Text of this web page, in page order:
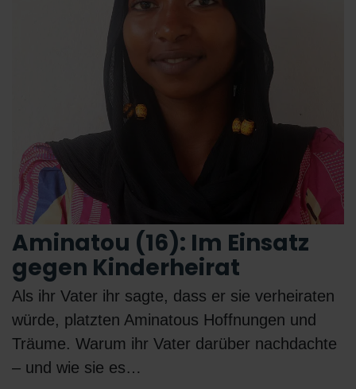
Aminatou (16): Im Einsatz
gegen Kinderheirat
Als ihr Vater ihr sagte, dass er sie verheiraten
würde, platzten Aminatous Hoffnungen und
Träume. Warum ihr Vater darüber nachdachte
– und wie sie es…